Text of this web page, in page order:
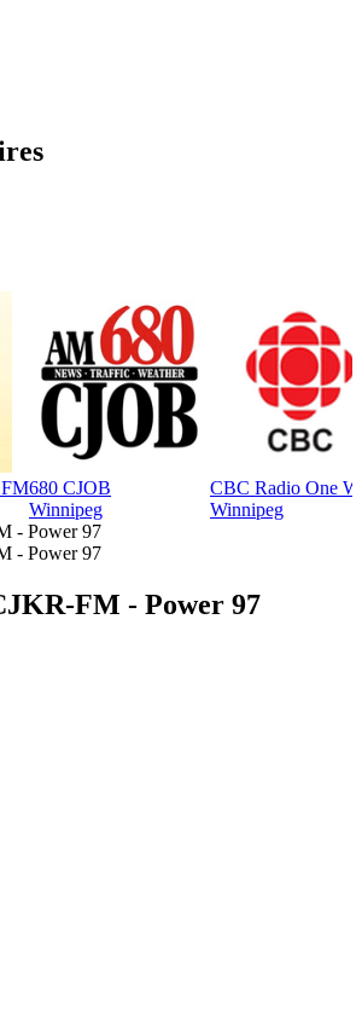
680 CJOB
Winnipeg
CBC Radio One
Winnipeg
- Power 97
- Power 97
FM - Power 97